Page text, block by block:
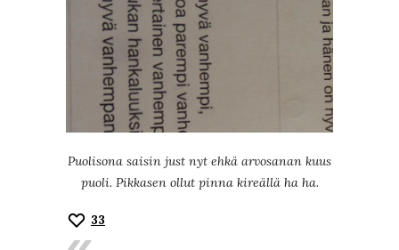
Puolisona saisin just nyt ehkä arvosanan kuus
puoli. Pikkasen ollut pinna kireällä ha ha.
33